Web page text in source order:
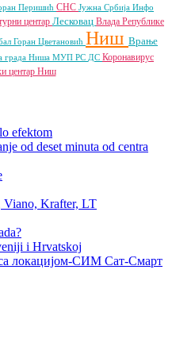
Перишић СНС Јужна Србија Инфо
центар Лесковац Влада Републике
Горан Цветановић Ниш Врање
града Ниша МУП РС ДС Коронавирус
центар Ниш
efektom
od deset minuta od centra
Viano, Krafter, LT
i Hrvatskoj
локацијом-СИМ Сат-Смарт